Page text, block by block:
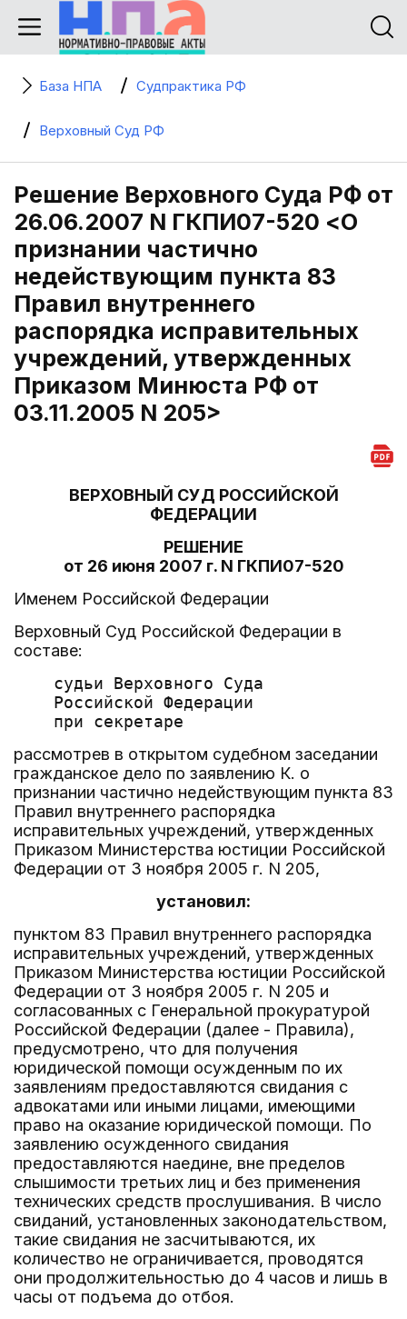
База НПА Судпрактика РФ
Верховный Суд РФ
Решение Верховного Суда РФ от
26.06.2007 N ГКПИ07-520 <О
признании частично
недействующим пункта 83
Правил внутреннего
распорядка исправительных
учреждений, утвержденных
Приказом Минюста РФ от
03.11.2005 N 205>
ВЕРХОВНЫЙ СУД РОССИЙСКОЙ
ФЕДЕРАЦИИ
РЕШЕНИЕ
от 26 июня 2007 г. N ГКПИ07-520
Именем Российской Федерации
Верховный Суд Российской Федерации в
составе:
    судьи Верховного Суда
Российской Федерации
рассмотрев в открытом судебном заседании
гражданское дело по заявлению К. о
признании частично недействующим пункта 83
Правил внутреннего распорядка
исправительных учреждений, утвержденных
Приказом Министерства юстиции Российской
Федерации от 3 ноября 2005 г. N 205,
установил:
пунктом 83 Правил внутреннего распорядка
исправительных учреждений, утвержденных
Приказом Министерства юстиции Российской
Федерации от 3 ноября 2005 г. N 205 и
согласованных с Генеральной прокуратурой
Российской Федерации (далее - Правила),
предусмотрено, что для получения
юридической помощи осужденным по их
заявлениям предоставляются свидания с
адвокатами или иными лицами, имеющими
право на оказание юридической помощи. По
заявлению осужденного свидания
предоставляются наедине, вне пределов
слышимости третьих лиц и без применения
технических средств прослушивания. В число
свиданий, установленных законодательством,
такие свидания не засчитываются, их
количество не ограничивается, проводятся
они продолжительностью до 4 часов и лишь в
часы от подъема до отбоя.